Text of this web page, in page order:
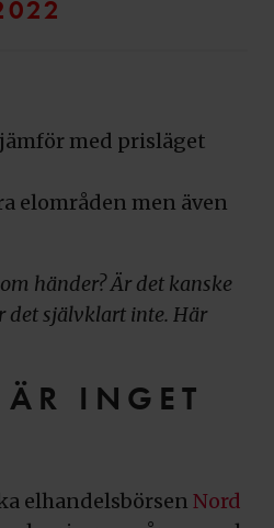
med prisläget
elområden men även
händer? Är det kanske
det självklart inte. Här
INGET
elhandelsbörsen Nord